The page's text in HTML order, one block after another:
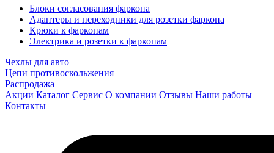
Блоки согласования фаркопа
Адаптеры и переходники для розетки фаркопа
Крюки к фаркопам
Электрика и розетки к фаркопам
Чехлы для авто
Цепи противоскольжения
Распродажа
Акции Каталог Сервис О компании Отзывы Наши работы
Контакты